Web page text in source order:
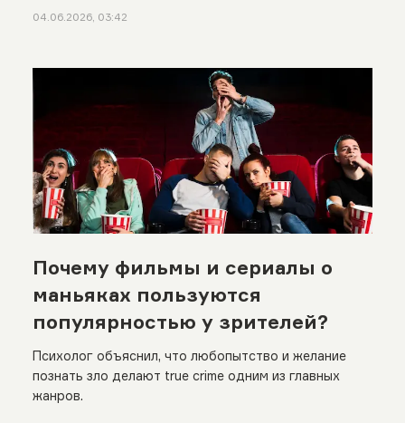
04.06.2026, 03:42
Почему фильмы и сериалы о
маньяках пользуются
популярностью у зрителей?
Психолог объяснил, что любопытство и желание
познать зло делают true crime одним из главных
жанров.